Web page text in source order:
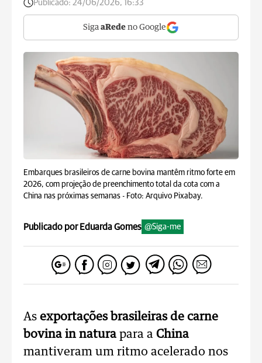
Publicado: 24/06/2026, 16:33
Siga aRede no Google
Embarques brasileiros de carne bovina mantêm ritmo forte em
2026, com projeção de preenchimento total da cota com a
China nas próximas semanas - Foto: Arquivo Pixabay.
Publicado por Eduarda Gomes @Siga-me
As exportações brasileiras de carne
bovina in natura para a China
mantiveram um ritmo acelerado nos